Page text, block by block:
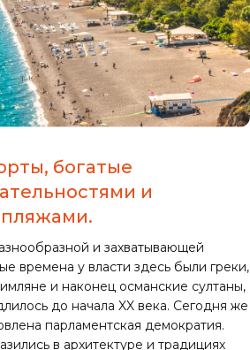
богатые
и
и захватывающей
времена у власти здесь были греки,
и наконец османские султаны,
до начала XX века. Сегодня же
парламентская демократия.
в архитектуре и традициях